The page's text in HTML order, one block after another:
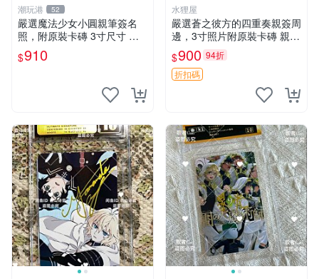
潮玩港 52
嚴選魔法少女小圓親筆簽名
照，附原裝卡磚 3寸尺寸 親
簽紀念品 小圓周邊 畫集 監督
親筆
$910
水狸屋
嚴選蒼之彼方的四重奏親簽周
邊，3寸照片附原裝卡磚 親簽
照 收藏級 影印品 杜蕾斯相紙
質地 限量版 Aokana Four Rh
ythm 藍光紀念照 簽名
$900 94折
折扣碼